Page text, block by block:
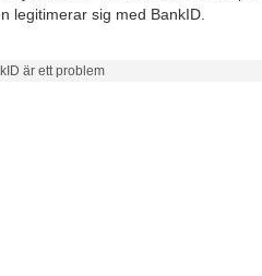
legitimerar sig med BankID.
är ett problem